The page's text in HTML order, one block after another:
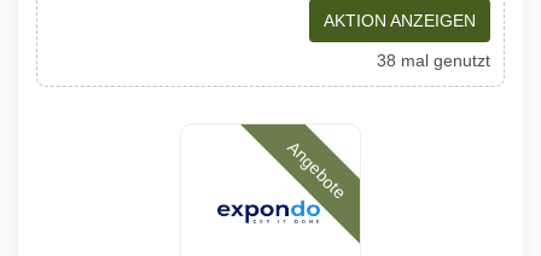
AKTION ANZEIGEN
38 mal genutzt
Angebote